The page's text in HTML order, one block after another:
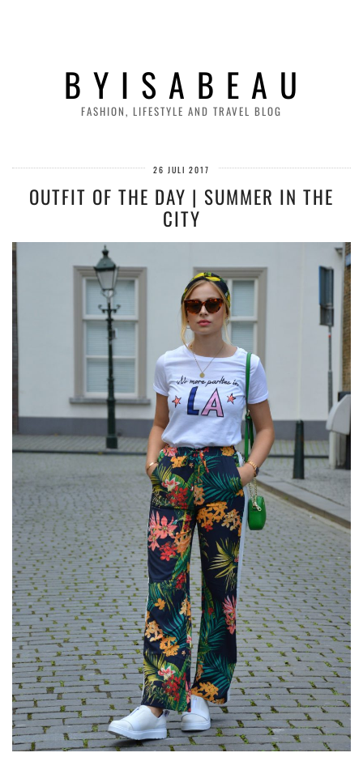
B Y I S A B E A U
FASHION, LIFESTYLE AND TRAVEL BLOG
26 JULI 2017
OUTFIT OF THE DAY | SUMMER IN THE
CITY